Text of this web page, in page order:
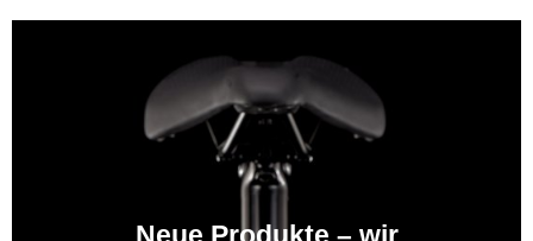
Neue Produkte – wir